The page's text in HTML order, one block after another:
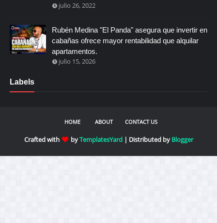
julio 26, 2022
Rubén Medina "El Panda" asegura que invertir en
cabañas ofrece mayor rentabilidad que alquilar
apartamentos.
julio 15, 2026
Labels
HOME ABOUT CONTACT US
Crafted with byTemplatesYard| Distributed by Blogger